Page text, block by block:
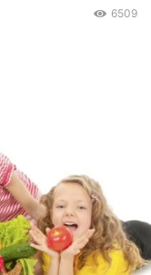
6509